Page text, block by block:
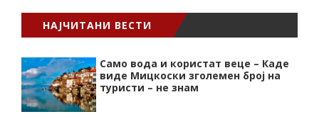
НАЈЧИТАНИ ВЕСТИ
Само вода и користат веце – Каде
виде Мицкоски зголемен број на
туристи – не знам